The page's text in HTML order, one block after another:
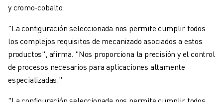
y cromo-cobalto.
"La configuración seleccionada nos permite cumplir todos
los complejos requisitos de mecanizado asociados a estos
productos", afirma. "Nos proporciona la precisión y el control
de procesos necesarios para aplicaciones altamente
especializadas."